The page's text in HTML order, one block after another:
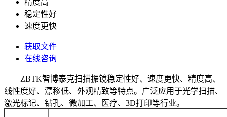
精度高
稳定性好
速度更快
获取文件
在线咨询
ZBTK智博泰克扫描振镜稳定性好、速度更快、精度高、
线性度好、漂移低、外观精致等特点。广泛应用于光学扫描、
激光标记、钻孔、微加工、医疗、3D打印等行业。